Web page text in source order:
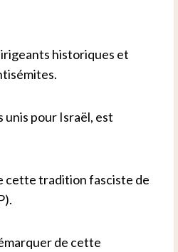
historiques et
unis pour Israël, est
cette tradition fasciste de
de cette